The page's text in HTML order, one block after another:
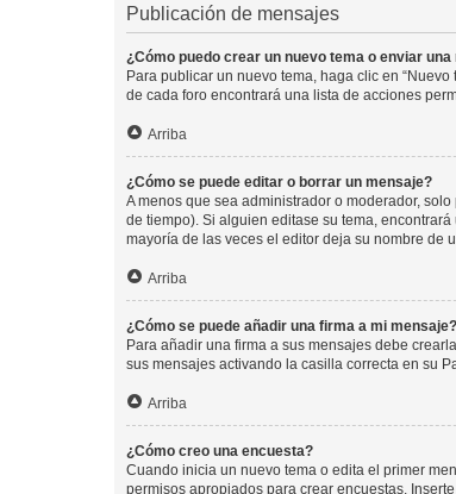
Publicación de mensajes
¿Cómo puedo crear un nuevo tema o enviar
Para publicar un nuevo tema, haga clic en
de cada foro encontrará una lista de acciones
Arriba
¿Cómo se puede editar o borrar un mensaje?
A menos que sea administrador o moderador,
de tiempo). Si alguien editase su tema,
mayoría de las veces el editor deja su nombre de
Arriba
¿Cómo se puede añadir una firma a mi mensaje?
Para añadir una firma a sus mensajes debe
sus mensajes activando la casilla correcta en su
Arriba
¿Cómo creo una encuesta?
Cuando inicia un nuevo tema o edita el primer
permisos apropiados para crear encuestas.